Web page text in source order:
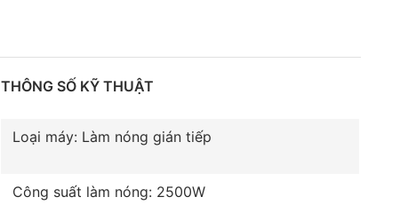
THÔNG SỐ KỸ THUẬT
Loại máy: Làm nóng gián tiếp
Công suất làm nóng: 2500W